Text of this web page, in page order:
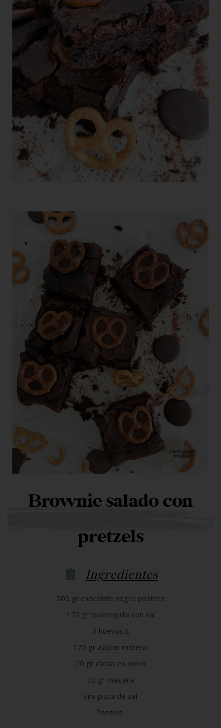
Brownie salado con
pretzels
Ingredientes
200 gr chocolate negro postres
175 gr mantequilla con sal
3 huevos L
175 gr azúcar moreno
20 gr cacao en polvo
30 gr maicena
una pizca de sal
Prezels